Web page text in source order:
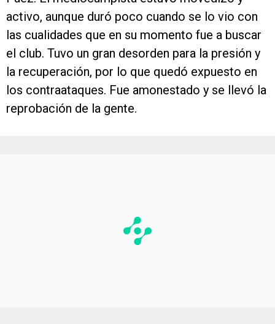
activo, aunque duró poco cuando se lo vio con
las cualidades que en su momento fue a buscar
el club. Tuvo un gran desorden para la presión y
la recuperación, por lo que quedó expuesto en
los contraataques. Fue amonestado y se llevó la
reprobación de la gente.